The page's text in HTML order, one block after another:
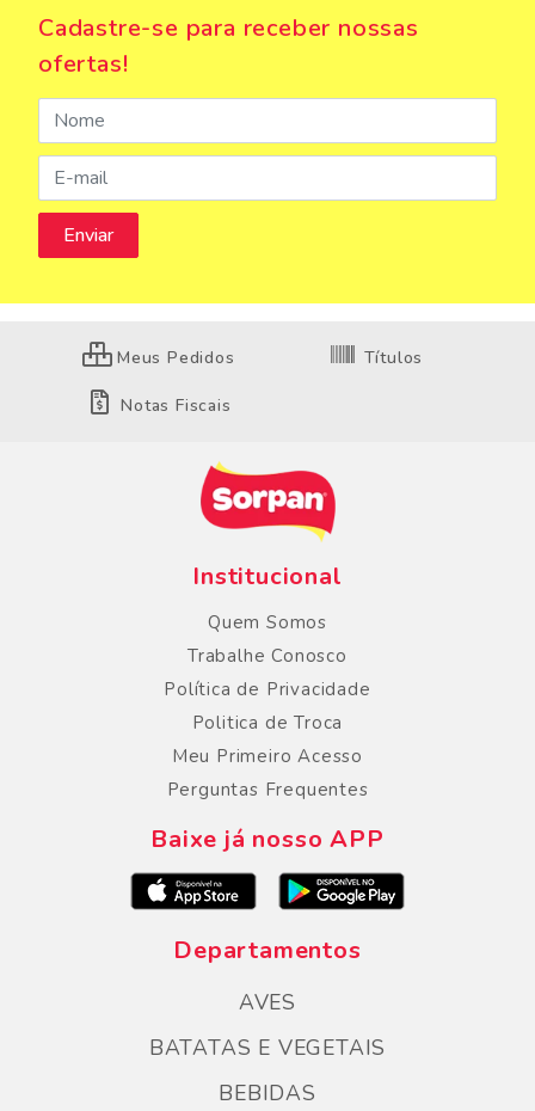
Cadastre-se para receber nossas
ofertas!
Meus Pedidos Títulos
Notas Fiscais
Institucional
Quem Somos
Trabalhe Conosco
Política de Privacidade
Politica de Troca
Meu Primeiro Acesso
Perguntas Frequentes
Baixe já nosso APP
Departamentos
AVES
BATATAS E VEGETAIS
BEBIDAS